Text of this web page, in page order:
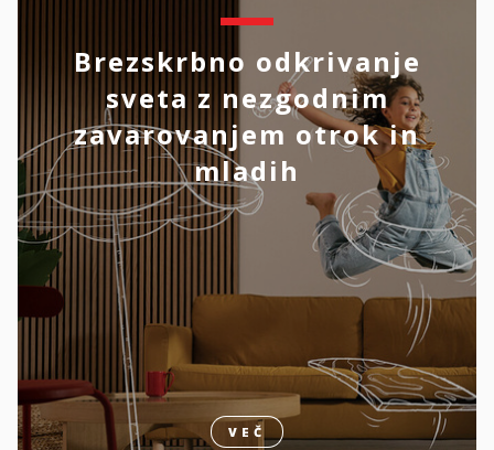
Brezskrbno odkrivanje
sveta z nezgodnim
zavarovanjem otrok in
mladih
VEČ